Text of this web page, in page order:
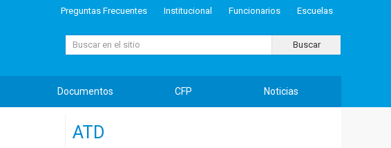
Preguntas Frecuentes Institucional Funcionarios Escuelas
Buscar... Buscar
Documentos CFP Noticias
ATD